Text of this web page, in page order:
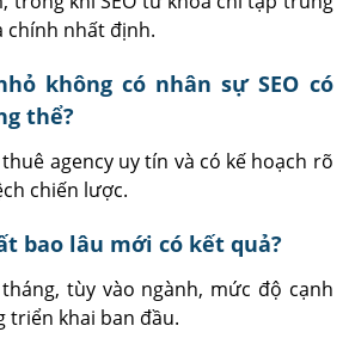
chính nhất định.
không có nhân sự SEO có
thể?
agency uy tín và có kế hoạch rõ
chiến lược.
bao lâu mới có kết quả?
tùy vào ngành, mức độ cạnh
triển khai ban đầu.